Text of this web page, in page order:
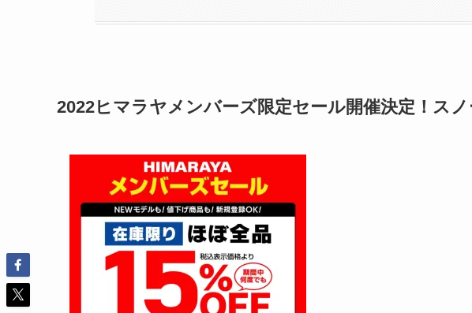
2022ヒマラヤメンバーズ限定セール開催決定！ス